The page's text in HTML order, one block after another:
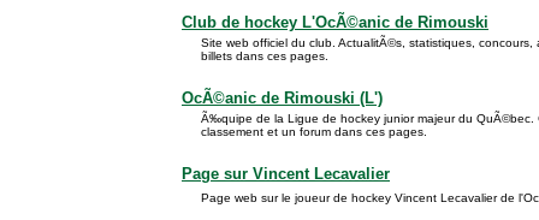
Club de hockey L'OcÃ©anic de Rimouski
Site web officiel du club. ActualitÃ©s, statistiques,
billets dans ces pages.
OcÃ©anic de Rimouski (L')
Ã‰quipe de la Ligue de hockey junior majeur du QuÃ©bec.
classement et un forum dans ces pages.
Page sur Vincent Lecavalier
Page web sur le joueur de hockey Vincent Lecavalier de